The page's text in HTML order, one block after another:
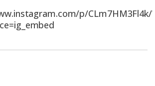
p/CLm7HM3Fl4k/